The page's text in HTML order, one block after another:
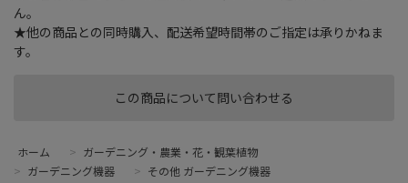
この商品について問い合わせる
ん。
★他の商品との同時購入、配送希望時間帯のご指定は承りかねま
す。
ホーム > ガーデニング・農業・花・観葉植物
> ガーデニング機器 > その他 ガーデニング機器